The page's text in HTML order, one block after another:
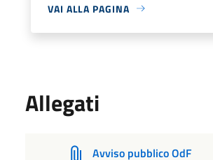
VAI ALLA PAGINA
Allegati
Avviso pubblico OdF